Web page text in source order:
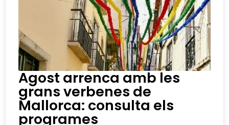
Agost arrenca amb les
grans verbenes de
Mallorca: consulta els
programes